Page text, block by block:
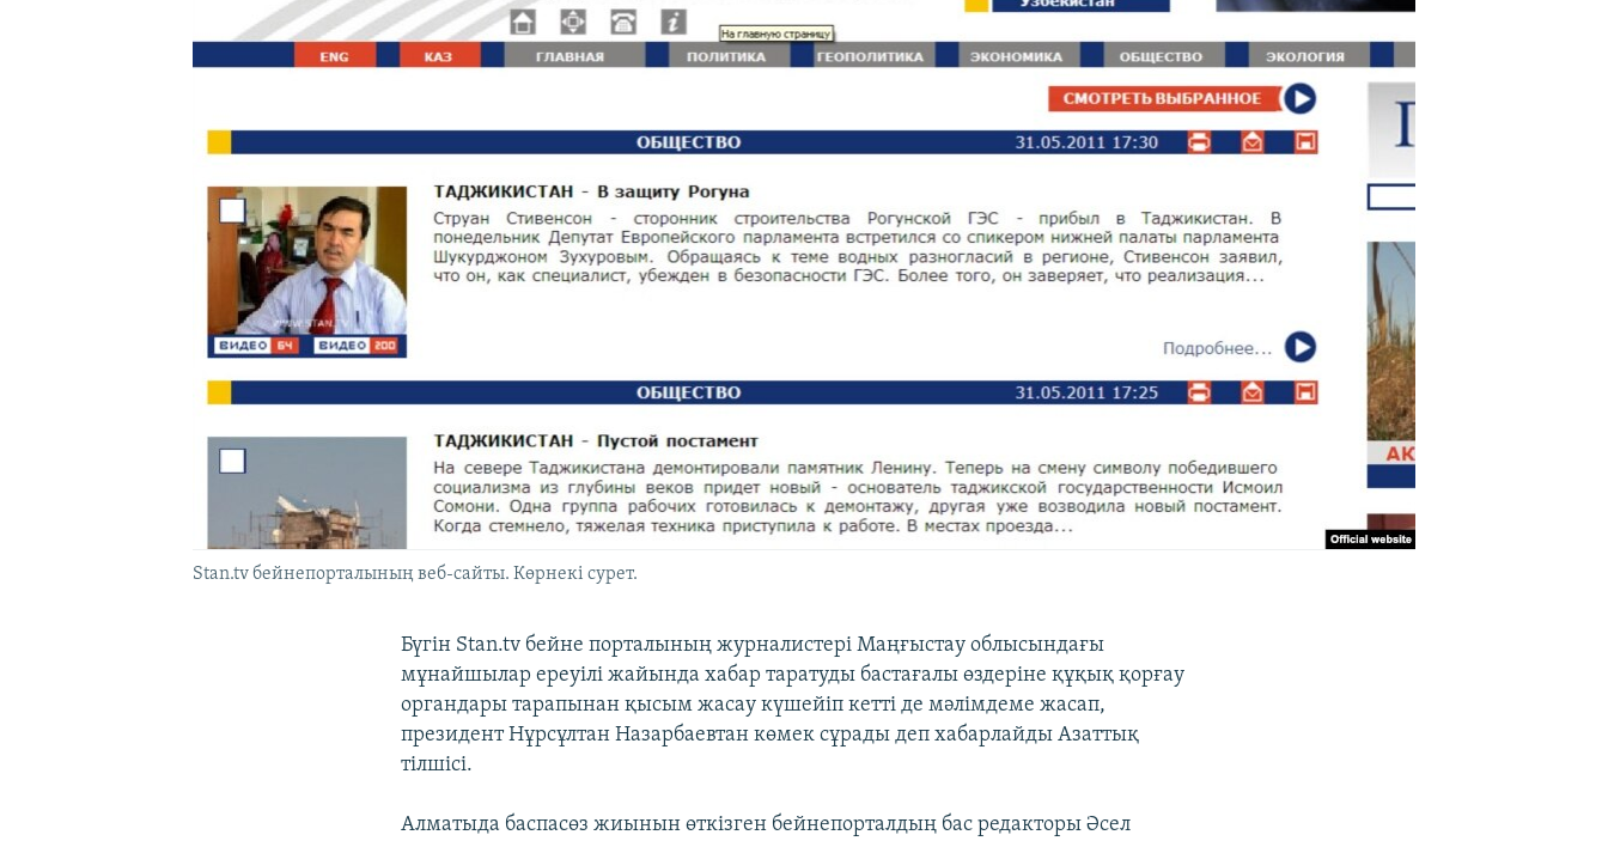
Stan.tv бейнепорталының веб-сайты. Көрнекі сурет.
Бүгін Stan.tv бейне порталының журналистері Маңғыстау облысындағы
мұнайшылар ереуілі жайында хабар таратуды бастағалы өздеріне құқық қорғау
органдары тарапынан қысым жасау күшейіп кетті де мәлімдеме жасап,
президент Нұрсұлтан Назарбаевтан көмек сұрады деп хабарлайды Азаттық
тілшісі.
Алматыда баспасөз жиынын өткізген бейнепорталдың бас редакторы Әсел